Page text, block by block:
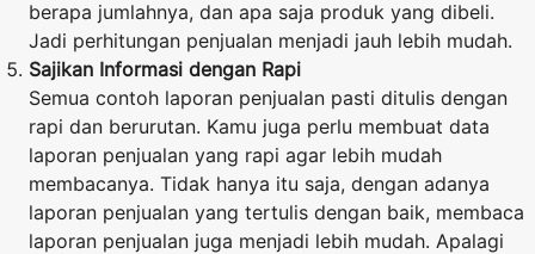
berapa jumlahnya, dan apa saja produk yang dibeli.
Jadi perhitungan penjualan menjadi jauh lebih mudah.
Sajikan Informasi dengan Rapi
Semua contoh laporan penjualan pasti ditulis dengan
rapi dan berurutan. Kamu juga perlu membuat data
laporan penjualan yang rapi agar lebih mudah
membacanya. Tidak hanya itu saja, dengan adanya
laporan penjualan yang tertulis dengan baik, membaca
laporan penjualan juga menjadi lebih mudah. Apalagi